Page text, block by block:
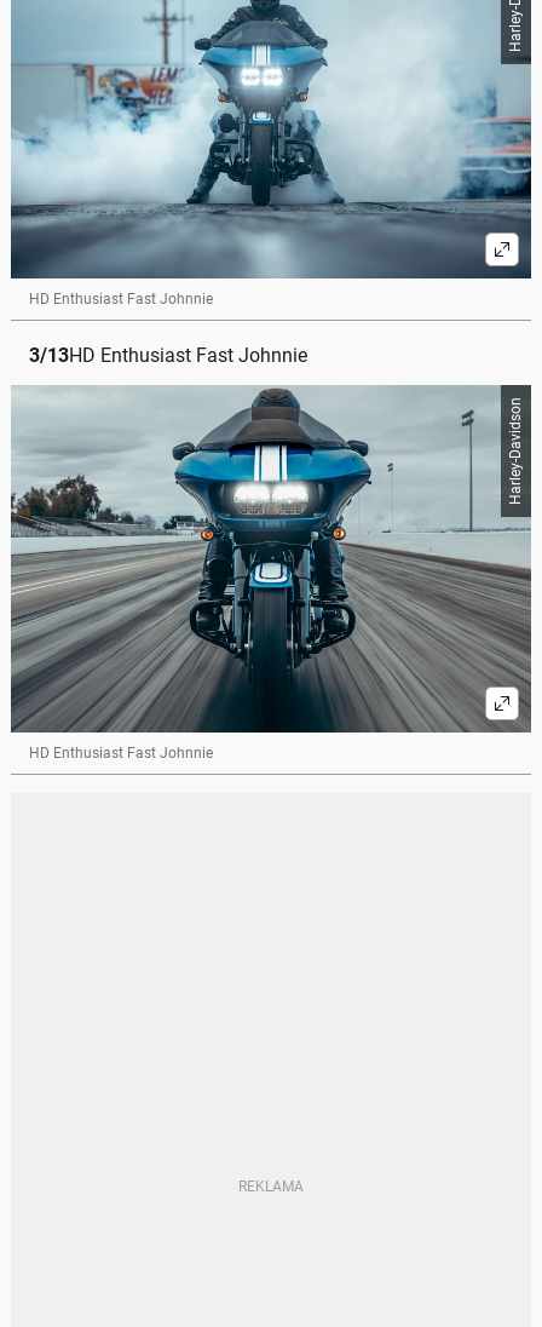
HD Enthusiast Fast Johnnie
3/13HD Enthusiast Fast Johnnie
Harley-Davidson
HD Enthusiast Fast Johnnie